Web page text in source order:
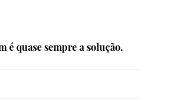
é quase sempre a solução.